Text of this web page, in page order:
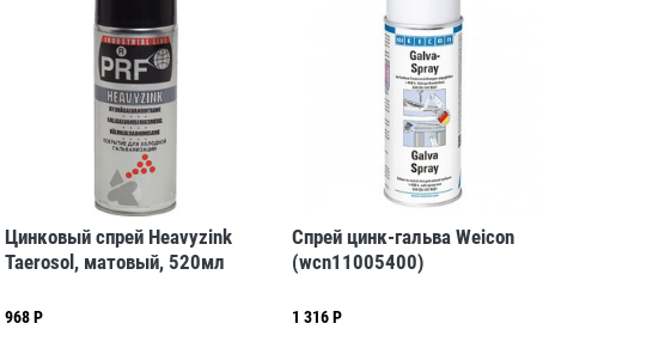
Цинковый спрей Heavyzink
Taerosol, матовый, 520мл
968 Р
Спрей цинк-гальва Weicon
(wcn11005400)
1 316 Р